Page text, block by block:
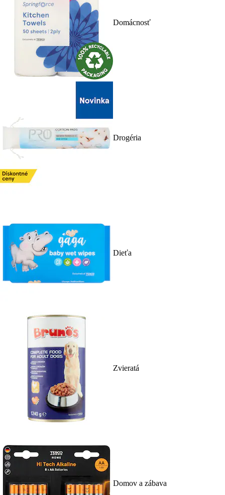
Domácnosť
Drogéria
Dieťa
Zvieratá
Domov a zábava